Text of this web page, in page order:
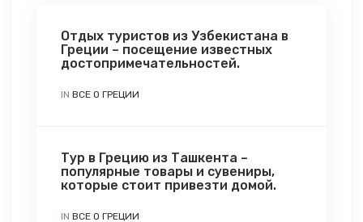
Отдых туристов из Узбекистана в
Греции – посещение известных
достопримечательностей.
IN ВСЕ О ГРЕЦИИ
Тур в Грецию из Ташкента –
популярные товары и сувениры,
которые стоит привезти домой.
IN ВСЕ О ГРЕЦИИ